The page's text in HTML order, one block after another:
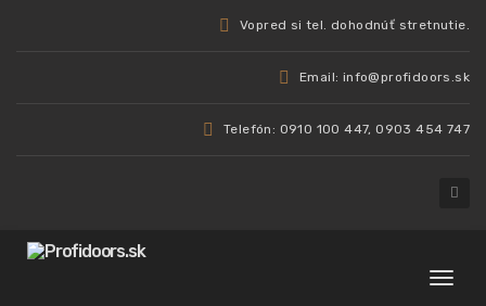
Vopred si tel. dohodnúť stretnutie.
Email: info@profidoors.sk
Telefón: 0910 100 447, 0903 454 747
Toggle